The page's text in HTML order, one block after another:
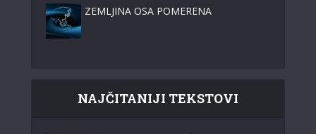
ZEMLJINA OSA POMERENA
NAJČITANIJI TEKSTOVI